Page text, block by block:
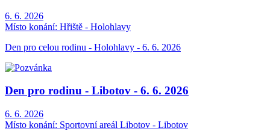
6. 6. 2026
Místo konání: Hřiště - Holohlavy
Den pro celou rodinu - Holohlavy - 6. 6. 2026
Den pro rodinu - Libotov - 6. 6. 2026
6. 6. 2026
Místo konání: Sportovní areál Libotov - Libotov